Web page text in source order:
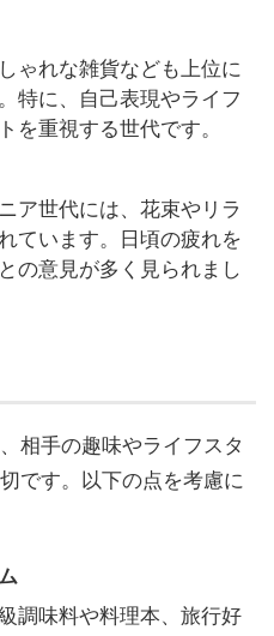
ゃれな雑貨なども上位に
特に、自己表現やライフ
を重視する世代です。
ア世代には、花束やリラ
ています。日頃の疲れを
の意見が多く見られまし
相手の趣味やライフスタ
です。以下の点を考慮に
調味料や料理本、旅行好